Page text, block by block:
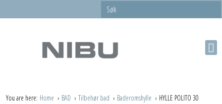
You are here: Home BAD Tilbehør bad Baderomshylle HYLLE POLITO 30